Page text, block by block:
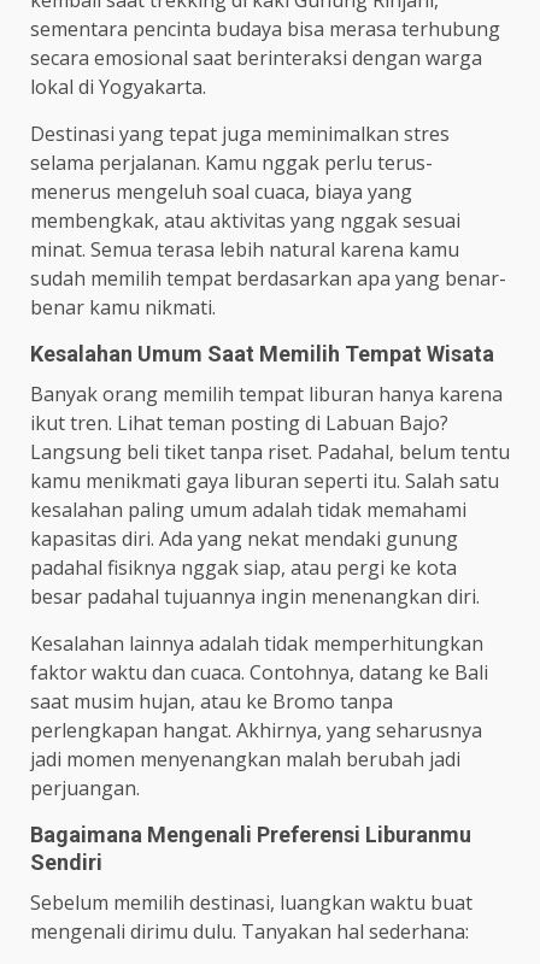
sementara pencinta budaya bisa merasa terhubung
secara emosional saat berinteraksi dengan warga
lokal di Yogyakarta.
Destinasi yang tepat juga meminimalkan stres
selama perjalanan. Kamu nggak perlu terus-
menerus mengeluh soal cuaca, biaya yang
membengkak, atau aktivitas yang nggak sesuai
minat. Semua terasa lebih natural karena kamu
sudah memilih tempat berdasarkan apa yang benar-
benar kamu nikmati.
Kesalahan Umum Saat Memilih Tempat Wisata
Banyak orang memilih tempat liburan hanya karena
ikut tren. Lihat teman posting di Labuan Bajo?
Langsung beli tiket tanpa riset. Padahal, belum tentu
kamu menikmati gaya liburan seperti itu. Salah satu
kesalahan paling umum adalah tidak memahami
kapasitas diri. Ada yang nekat mendaki gunung
padahal fisiknya nggak siap, atau pergi ke kota
besar padahal tujuannya ingin menenangkan diri.
Kesalahan lainnya adalah tidak memperhitungkan
faktor waktu dan cuaca. Contohnya, datang ke Bali
saat musim hujan, atau ke Bromo tanpa
perlengkapan hangat. Akhirnya, yang seharusnya
jadi momen menyenangkan malah berubah jadi
perjuangan.
Bagaimana Mengenali Preferensi Liburanmu
Sendiri
Sebelum memilih destinasi, luangkan waktu buat
mengenali dirimu dulu. Tanyakan hal sederhana: